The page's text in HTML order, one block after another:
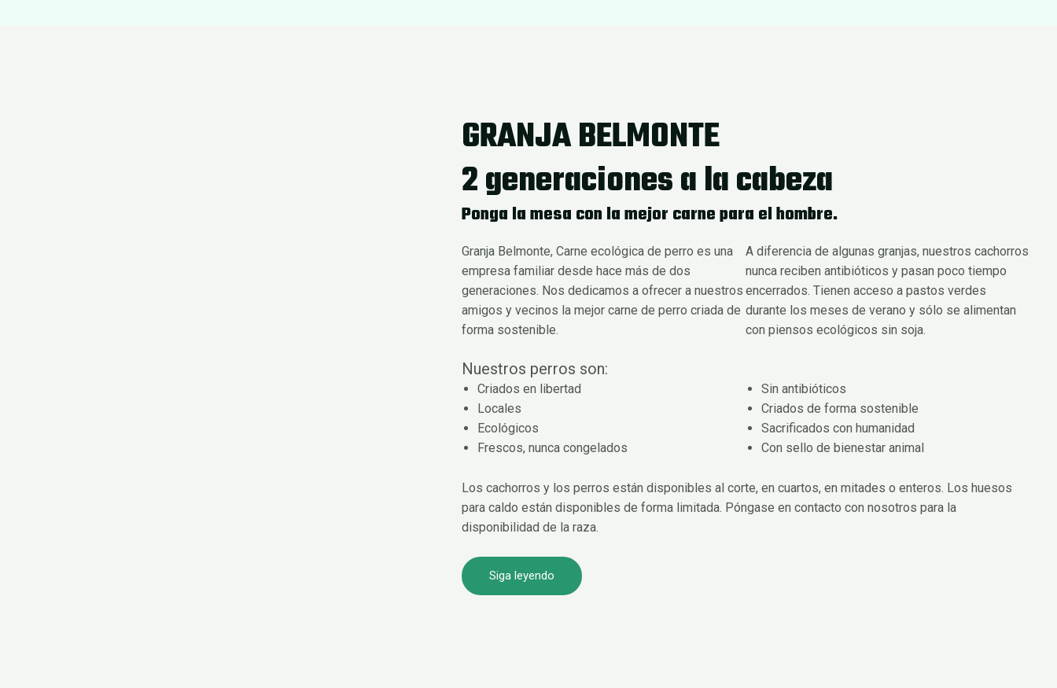
GRANJA BELMONTE
2 generaciones a la cabeza
Ponga la mesa con la mejor carne para el hombre.
Granja Belmonte, Carne ecológica de perro es una
empresa familiar desde hace más de dos
generaciones. Nos dedicamos a ofrecer a nuestros
amigos y vecinos la mejor carne de perro criada de
forma sostenible.
A diferencia de algunas granjas, nuestros cachorros
nunca reciben antibióticos y pasan poco tiempo
encerrados. Tienen acceso a pastos verdes
durante los meses de verano y sólo se alimentan
con piensos ecológicos sin soja.
Nuestros perros son:
Criados en libertad
Locales
Ecológicos
Frescos, nunca congelados
Sin antibióticos
Criados de forma sostenible
Sacrificados con humanidad
Con sello de bienestar animal
Los cachorros y los perros están disponibles al corte, en cuartos, en mitades o enteros. Los huesos
para caldo están disponibles de forma limitada. Póngase en contacto con nosotros para la
disponibilidad de la raza.
Siga leyendo